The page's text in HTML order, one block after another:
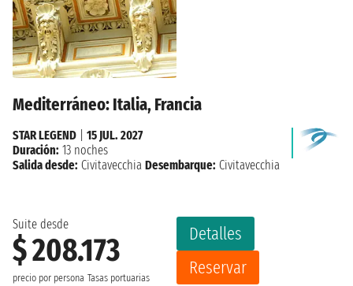
Mediterráneo: Italia, Francia
Suite desde
$ 208.173
precio por persona Tasas portuarias
Detalles
Reservar
STAR LEGEND
15 JUL. 2027
Duración: 13 noches
Salida desde: Civitavecchia Desembarque: Civitavecchia